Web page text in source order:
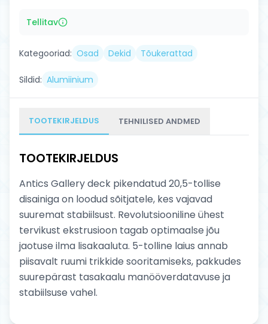
Tellitav
Kategooriad: Osad Dekid Tõukerattad
Sildid: Alumiinium
TOOTEKIRJELDUS TEHNILISED ANDMED
TOOTEKIRJELDUS
Antics Gallery deck pikendatud 20,5-tollise
disainiga on loodud sõitjatele, kes vajavad
suuremat stabiilsust. Revolutsiooniline ühest
tervikust ekstrusioon tagab optimaalse jõu
jaotuse ilma lisakaaluta. 5-tolline laius annab
piisavalt ruumi trikkide sooritamiseks, pakkudes
suurepärast tasakaalu manööverdatavuse ja
stabiilsuse vahel.